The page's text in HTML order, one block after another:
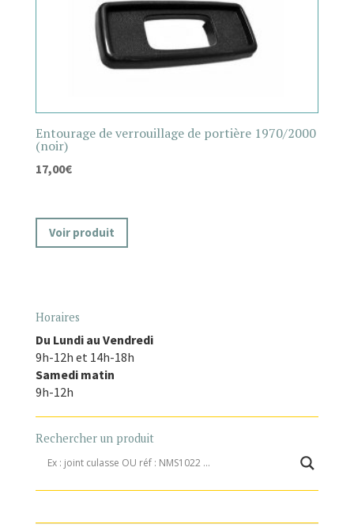
Entourage de verrouillage de portière 1970/2000
(noir)
17,00€
Voir produit
Horaires
Du Lundi au Vendredi
9h-12h et 14h-18h
Samedi matin
9h-12h
Rechercher un produit